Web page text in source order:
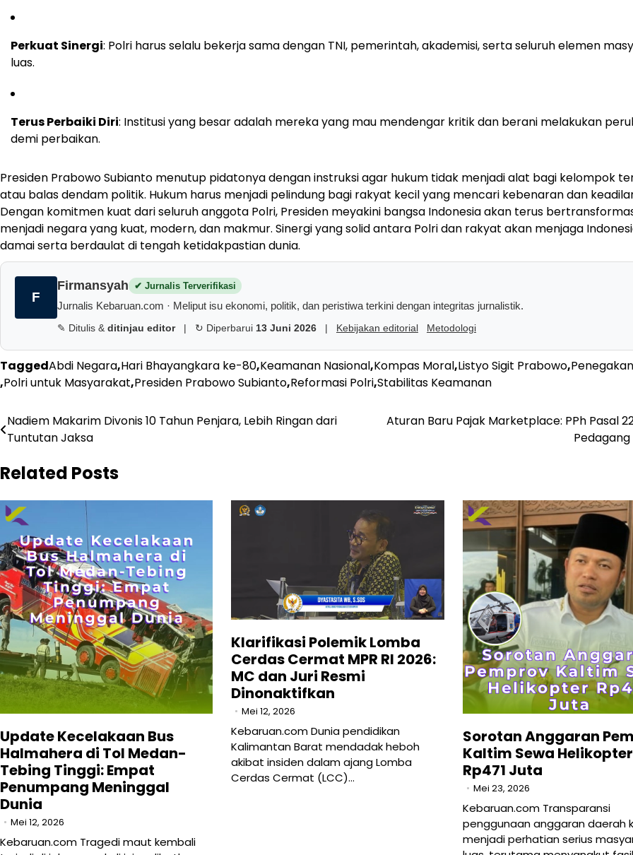
Perkuat Sinergi: Polri harus selalu bekerja sama dengan TNI, pemerintah, akademisi, serta seluruh elemen
luas.
Terus Perbaiki Diri: Institusi yang besar adalah mereka yang mau mendengar kritik dan berani melakukan
demi perbaikan.
Presiden Prabowo Subianto menutup pidatonya dengan instruksi agar hukum tidak menjadi alat bagi kelompok
atau balas dendam politik. Hukum harus menjadi pelindung bagi rakyat kecil yang mencari kebenaran dan
Dengan komitmen kuat dari seluruh anggota Polri, Presiden meyakini bangsa Indonesia akan terus
menjadi negara yang kuat, modern, dan makmur. Sinergi yang solid antara Polri dan rakyat akan menjaga
damai serta berdaulat di tengah ketidakpastian dunia.
F
Firmansyah ✔ Jurnalis Terverifikasi
Jurnalis Kebaruan.com · Meliput isu ekonomi, politik, dan peristiwa terkini dengan integritas jurnalistik.
✎ Ditulis & ditinjau editor| ↻ Diperbarui 13 Juni 2026 | Kebijakan editorial Metodologi
TaggedAbdi Negara,Hari Bhayangkara ke-80,Keamanan Nasional,Kompas Moral,Listyo Sigit Prabowo,
,Polri untuk Masyarakat,Presiden Prabowo Subianto,Reformasi Polri,Stabilitas Keamanan
Navigasi
Nadiem Makarim Divonis 10 Tahun Penjara, Lebih Ringan dari
Tuntutan Jaksa
Aturan Baru Pajak Marketplace: PPh Pasal
Related Posts
Update Kecelakaan Bus
Halmahera di Tol Medan-
Tebing Tinggi: Empat
Penumpang Meninggal
Dunia
Mei 12, 2026
Kebaruan.com Tragedi maut kembali
Klarifikasi Polemik Lomba
Cerdas Cermat MPR RI 2026:
MC dan Juri Resmi
Dinonaktifkan
Mei 12, 2026
Kebaruan.com Dunia pendidikan
Kalimantan Barat mendadak heboh
akibat insiden dalam ajang Lomba
Cerdas Cermat (LCC)…
Sorotan Anggaran
Kaltim Sewa Helikopter
Rp471 Juta
Mei 23, 2026
Kebaruan.com Transparansi
penggunaan anggaran daerah
menjadi perhatian serius